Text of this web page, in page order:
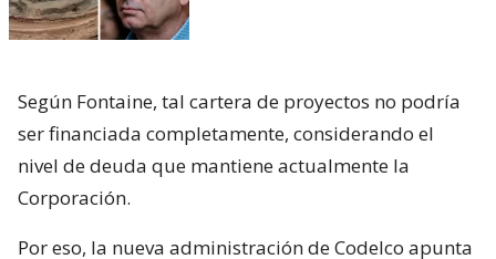
Según Fontaine, tal cartera de proyectos no podría
ser financiada completamente, considerando el
nivel de deuda que mantiene actualmente la
Corporación.
Por eso, la nueva administración de Codelco apunta